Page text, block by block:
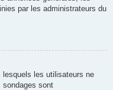
par les administrateurs du
lesquels les utilisateurs ne
sondages sont